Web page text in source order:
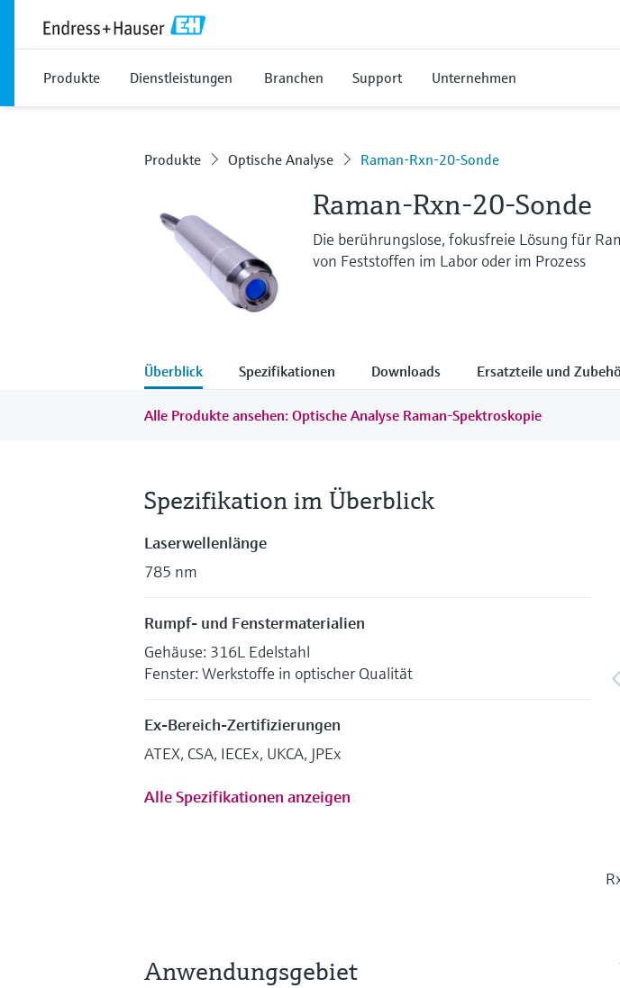
Produkte Dienstleistungen Branchen Support Unternehmen
Produkte Optische Analyse Raman-Rxn-20-Sonde
Raman-Rxn-20-Sonde
Die berührungslose, fokusfreie Lösung für
von Feststoffen im Labor oder im Prozess
Überblick Spezifikationen Downloads Ersatzteile und
Alle Produkte ansehen: Optische Analyse Raman-Spektroskopie
Spezifikation im Überblick
Laserwellenlänge
785 nm
Rumpf- und Fenstermaterialien
Gehäuse: 316L Edelstahl
Fenster: Werkstoffe in optischer Qualität
Ex-Bereich-Zertifizierungen
ATEX, CSA, IECEx, UKCA, JPEx
Alle Spezifikationen anzeigen
Anwendungsgebiet